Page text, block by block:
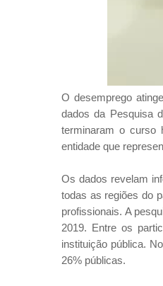
O desemprego
dados da Pesquisa
terminaram o curso
entidade que
Os dados revelam
todas as regiões do
profissionais. A
2019. Entre os
instituição pública.
26% públicas.